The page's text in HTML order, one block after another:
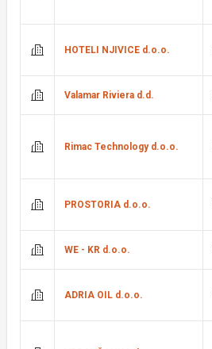
HOTELI NJIVICE d.o.o.
Valamar Riviera d.d.
Rimac Technology d.o.o.
PROSTORIA d.o.o.
WE - KR d.o.o.
ADRIA OIL d.o.o.